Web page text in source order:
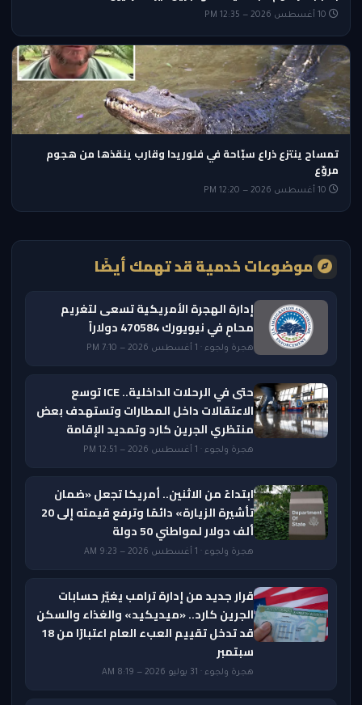
تمساح ينتزع ذراع سبّاحة في فلوريدا وقارب ينقذها من هجوم
مروّع
موضوعات خدمية قد تهمك أيضًا
إدارة الهجرة الأمريكية تسعى لتغريم
محامٍ في نيويورك 470584 دولاراً
هجرة ولجوء · 1 أغسطس 2026 — 7:10 PM
حتى في الرحلات الداخلية.. ICE توسع
الاعتقالات داخل المطارات وتستهدف بعض
منتظري الجرين كارد وتمديد الإقامة
هجرة ولجوء · 1 أغسطس 2026 — 12:51 PM
ابتداءً من الاثنين.. أمريكا تجعل «ضمان
تأشيرة الزيارة» دائمًا وترفع قيمته إلى 20
ألف دولار لمواطني 50 دولة
هجرة ولجوء · 1 أغسطس 2026 — 9:23 AM
قرار جديد من إدارة ترامب يغيّر حسابات
الجرين كارد.. «ميديكيد» والغذاء والسكن
قد تدخل تقييم العبء العام اعتبارًا من 18
سبتمبر
هجرة ولجوء · 31 يوليو 2026 — 8:19 AM